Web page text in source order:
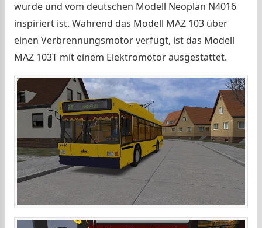
wurde und vom deutschen Modell Neoplan N4016
inspiriert ist. Während das Modell MAZ 103 über
einen Verbrennungsmotor verfügt, ist das Modell
MAZ 103T mit einem Elektromotor ausgestattet.